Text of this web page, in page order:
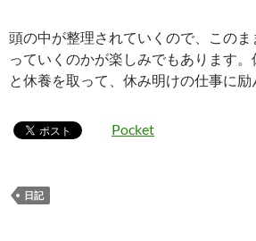
頭の中が整理されていくので、この
っていくのかが楽しみでもあります。
と休養を取って、休み明けの仕事に励
Pocket
日記